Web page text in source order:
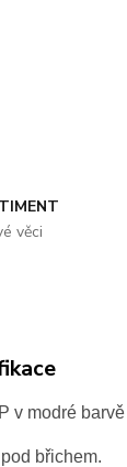
věci
v modré
břichem.